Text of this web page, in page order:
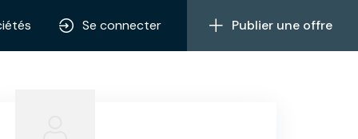
Se connecter Publier une offre